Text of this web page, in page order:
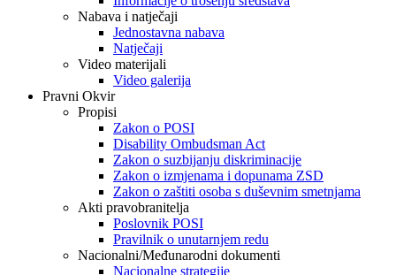
Nabava i natječaji
Jednostavna nabava
Natječaji
Video materijali
Video galerija
Pravni Okvir
Propisi
Zakon o POSI
Disability Ombudsman Act
Zakon o suzbijanju diskriminacije
Zakon o izmjenama i dopunama ZSD
Zakon o zaštiti osoba s duševnim smetnjama
Akti pravobranitelja
Poslovnik POSI
Pravilnik o unutarnjem redu
Nacionalni/Međunarodni dokumenti
Nacionalne strategije